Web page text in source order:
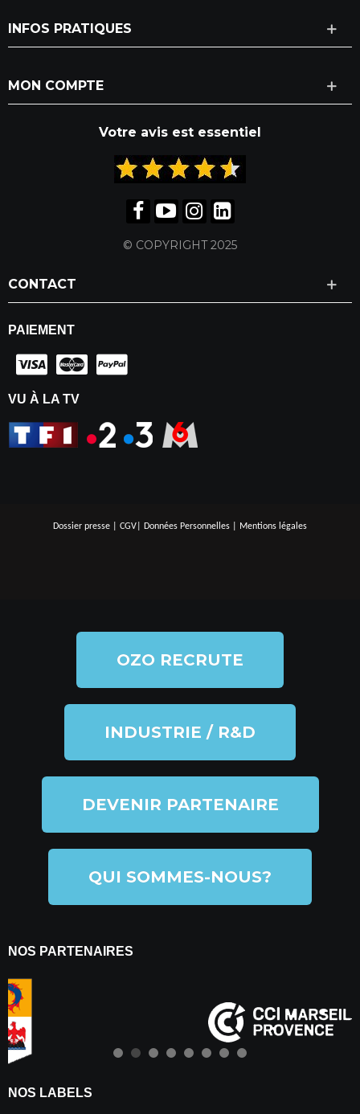
INFOS PRATIQUES
MON COMPTE
Votre avis est essentiel
© COPYRIGHT 2025
CONTACT
PAIEMENT
VU À LA TV
Dossier presse CGV Données Personnelles Mentions légales
OZO RECRUTE
INDUSTRIE / R&D
DEVENIR PARTENAIRE
QUI SOMMES-NOUS?
NOS PARTENAIRES
NOS LABELS